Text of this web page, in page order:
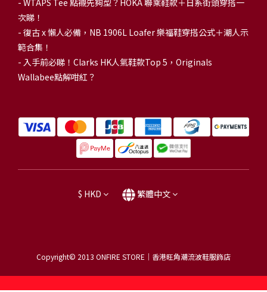
次睇！
- 復古 x 懶人必備，NB 1906L Loafer 樂福鞋穿搭公式＋潮人示
範合集！
- 入手前必睇！Clarks HK人氣鞋款Top 5，Originals
Wallabee點解咁紅？
$ HKD 繁體中文
Copyright© 2013 ONFIRE STORE｜香港旺角潮流波鞋服飾店